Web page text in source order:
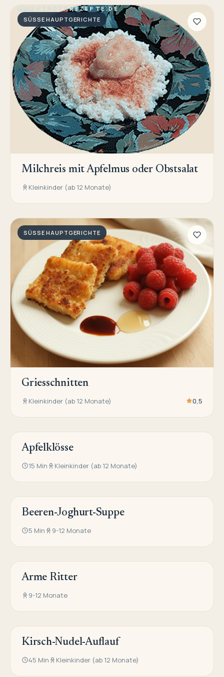
SÜSSE HAUPTGERICHTE
Milchreis mit Apfelmus oder Obstsalat
Kleinkinder (ab 12 Monate)
SÜSSE HAUPTGERICHTE
Griesschnitten
Kleinkinder (ab 12 Monate) 0,5
SÜSSE HAUPTGERICHTE
Apfelklösse
15 Min Kleinkinder (ab 12 Monate)
SÜSSE HAUPTGERICHTE
Beeren-Joghurt-Suppe
5 Min 9-12 Monate
SÜSSE HAUPTGERICHTE
Arme Ritter
9-12 Monate
SÜSSE HAUPTGERICHTE
Kirsch-Nudel-Auflauf
45 Min Kleinkinder (ab 12 Monate)